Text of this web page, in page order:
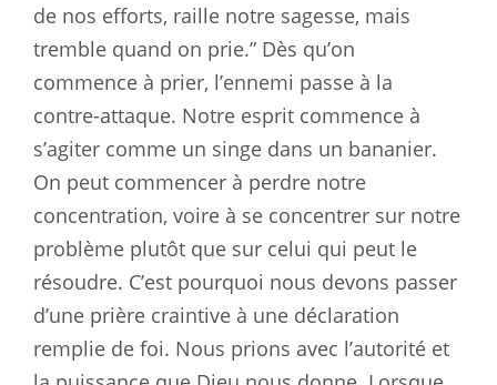
de nos efforts, raille notre sagesse, mais
tremble quand on prie.” Dès qu’on
commence à prier, l’ennemi passe à la
contre-attaque. Notre esprit commence à
s’agiter comme un singe dans un bananier.
On peut commencer à perdre notre
concentration, voire à se concentrer sur notre
problème plutôt que sur celui qui peut le
résoudre. C’est pourquoi nous devons passer
d’une prière craintive à une déclaration
remplie de foi. Nous prions avec l’autorité et